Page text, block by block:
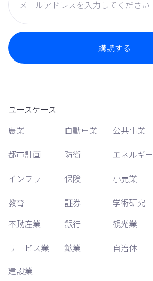
ユースケース
農業
都市計画
インフラ
教育
不動産業
サービス業
自動車業
防衛
保険
証券
銀行
鉱業
公共事業
エネルギー
小売業
学術研究
観光業
自治体
建設業